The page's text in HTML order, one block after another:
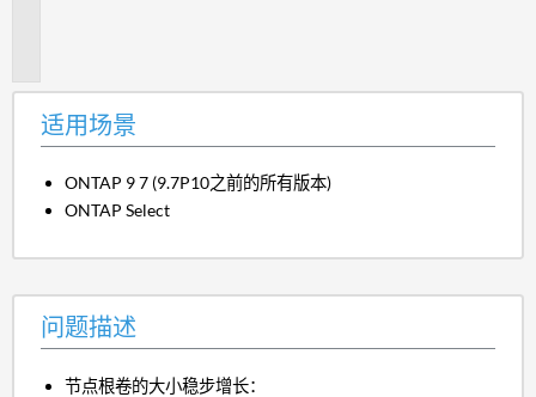
适用场景
ONTAP 9 7 (9.7P10之前的所有版本)
ONTAP Select
问题描述
节点根卷的大小稳步增长：